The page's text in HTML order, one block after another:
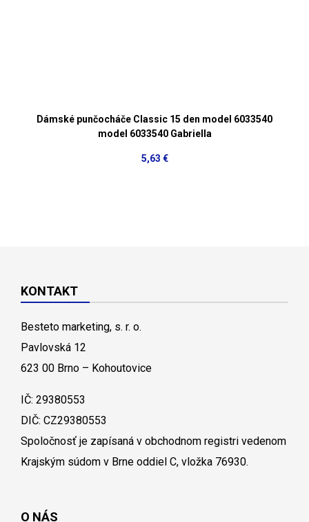
Dámské punčocháče Classic 15 den model 6033540
model 6033540 Gabriella
5,63 €
KONTAKT
Besteto marketing, s. r. o.
Pavlovská 12
623 00 Brno – Kohoutovice
IČ: 29380553
DIČ: CZ29380553
Spoločnosť je zapísaná v obchodnom registri vedenom
Krajským súdom v Brne oddiel C, vložka 76930.
O NÁS